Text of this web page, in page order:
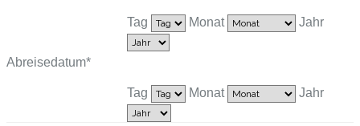
Tag Monat Jahr
Abreisedatum*
Tag Monat Jahr